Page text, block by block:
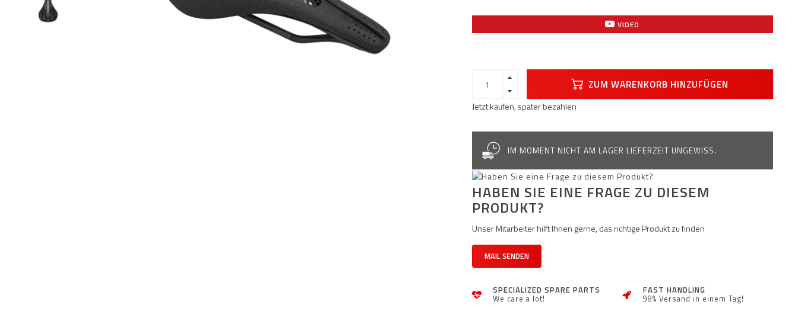
VIDEO
ZUM WARENKORB HINZUFÜGEN
Jetzt kaufen, später bezahlen
IM MOMENT NICHT AM LAGER LIEFERZEIT UNGEWISS.
HABEN SIE EINE FRAGE ZU DIESEM
PRODUKT?
Unser Mitarbeiter hilft Ihnen gerne, das richtige Produkt zu finden
MAIL SENDEN
SPECIALIZED SPARE PARTS
We care a lot!
FAST HANDLING
98% Versand in einem Tag!